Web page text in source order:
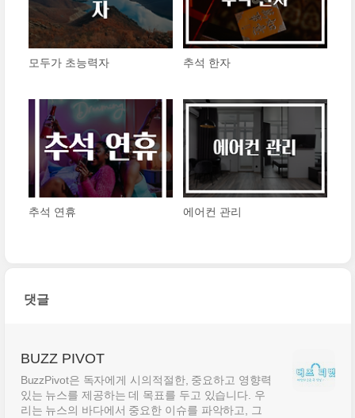
모두가 초능력자 ​추석 한자
​추석 연휴 ​에어컨 관리
댓글
BUZZ PIVOT
BuzzPivot은 독자에게 시의적절한, 중요하고 영향력
있는 뉴스를 제공하는 데 목표를 두고 있습니다. 우
리는 뉴스의 바다에서 중요한 이슈를 파악하고, 그